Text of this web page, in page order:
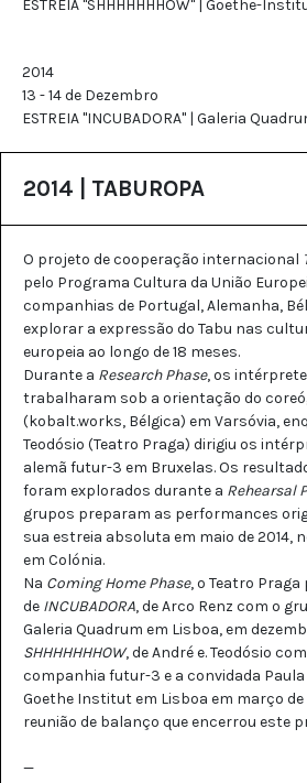
ESTREIA "SHHHHHHHOW" | Goethe-
2014
13 - 14 de Dezembro
ESTREIA "INCUBADORA" | Galeria
2014 | TABUROPA
O projeto de cooperação internacional
pelo Programa Cultura da União
companhias de Portugal, Alemanha,
explorar a expressão do Tabu nas
europeia ao longo de 18 meses.
Durante a Research Phase, os
trabalharam sob a orientação do
(kobalt.works, Bélgica) em Varsóvia,
Teodósio (Teatro Praga) dirigiu os
alemã futur-3 em Bruxelas. Os
foram explorados durante a Rehearsal
grupos preparam as performances
sua estreia absoluta em maio de 2014,
em Colónia.
Na Coming Home Phase, o Teatro
de INCUBADORA, de Arco Renz com o
Galeria Quadrum em Lisboa, em
SHHHHHHHOW, de André e. Teodósio
companhia futur-3 e a convidada Paula
Goethe Institut em Lisboa em março de
reunião de balanço que encerrou este
—